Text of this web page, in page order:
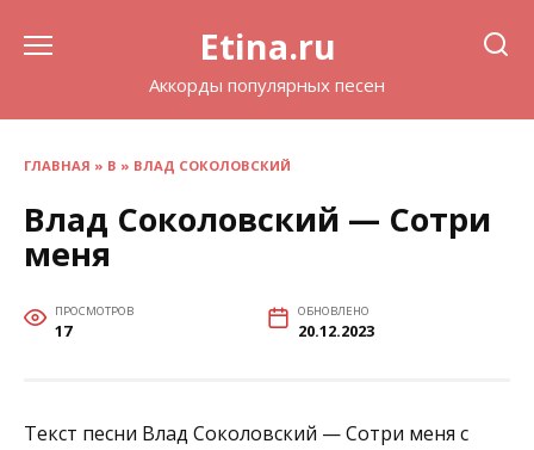
Etina.ru
Аккорды популярных песен
ГЛАВНАЯ » В » ВЛАД СОКОЛОВСКИЙ
Влад Соколовский — Сотри
меня
ПРОСМОТРОВ
17
ОБНОВЛЕНО
20.12.2023
Текст песни Влад Соколовский — Сотри меня с